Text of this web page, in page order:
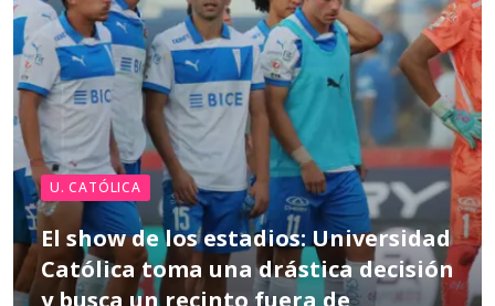
U. CATÓLICA
El show de los estadios: Universidad
Católica toma una drástica decisión
y busca un recinto fuera de